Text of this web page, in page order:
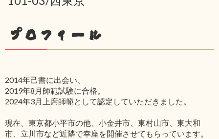
プロフィール
2014年己書に出会い、
2019年8月師範試験に合格。
2024年3月上席師範として認定していただきました。
現在、東京都小平市の他、小金井市、東村山市、東大和
市、立川市など近隣で幸座を開催させてもらっています。